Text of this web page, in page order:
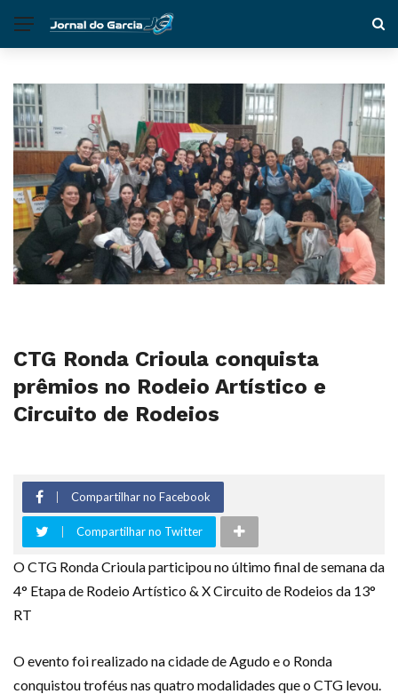
CTG Ronda Crioula conquista
prêmios no Rodeio Artístico e
Circuito de Rodeios
Compartilhar no Facebook
Compartilhar no Twitter
O CTG Ronda Crioula participou no último final de semana da
4° Etapa de Rodeio Artístico & X Circuito de Rodeios da 13°
RT
O evento foi realizado na cidade de Agudo e o Ronda
conquistou troféus nas quatro modalidades que o CTG levou.